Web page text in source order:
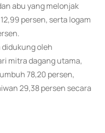
abu yang melonjak
persen, serta logam
oleh
mitra dagang utama,
78,20 persen,
29,38 persen secara